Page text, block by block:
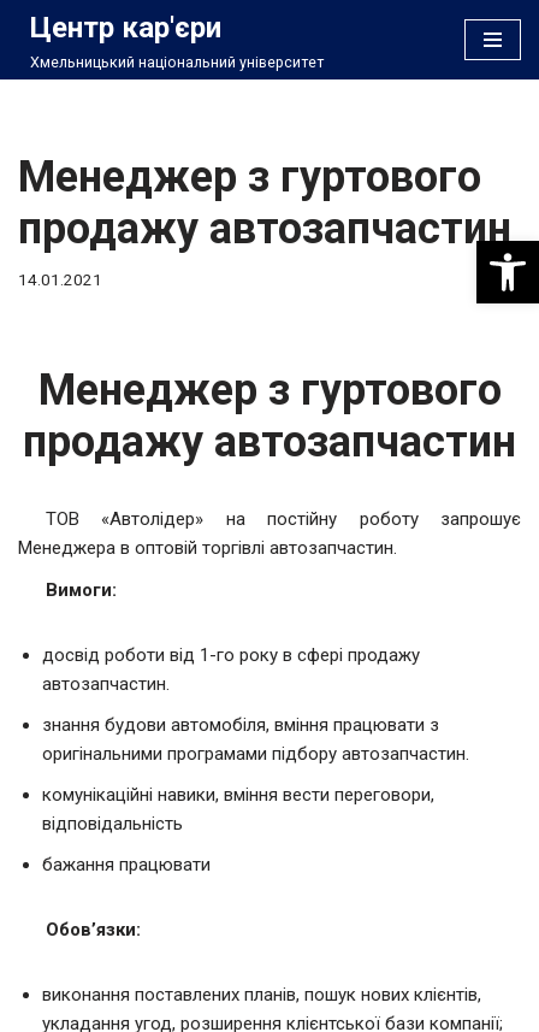
Перейти
Центр кар'єри
Хмельницький національний університет
Менеджер з гуртового
продажу автозапчастин
14.01.2021
Менеджер з гуртового
продажу автозапчастин
ТОВ «Автолідер» на постійну роботу запрошує
Менеджера в оптовій торгівлі автозапчастин.
Вимоги:
досвід роботи від 1-го року в сфері продажу
автозапчастин.
знання будови автомобіля, вміння працювати з
оригінальними програмами підбору автозапчастин.
комунікаційні навики, вміння вести переговори,
відповідальність
бажання працювати
Обов’язки:
виконання поставлених планів, пошук нових клієнтів,
укладання угод, розширення клієнтської бази компанії;